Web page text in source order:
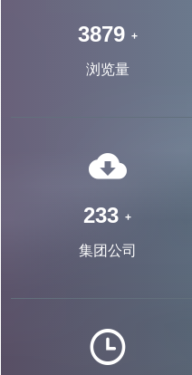
7069 +
浏览量
436 +
集团公司